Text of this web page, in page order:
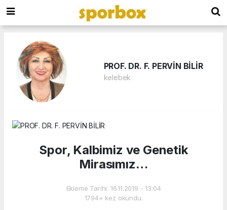
PROF. DR. F. PERVİN BİLİR
kelebek
Spor, Kalbimiz ve Genetik
Mirasımız…
Ekleme Tarihi: 16.11.2019 - 13:04
1794+ kez okundu.